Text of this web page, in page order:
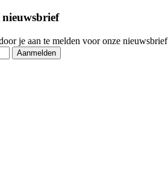
nieuwsbrief
je aan te melden voor onze nieuwsbrief
Aanmelden